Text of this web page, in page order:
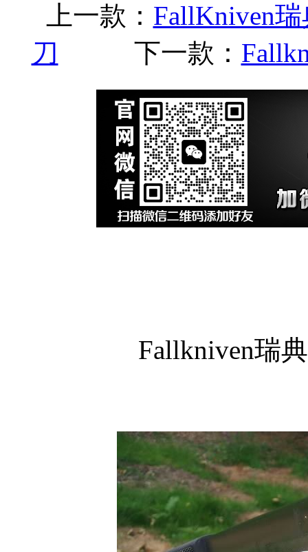
上一款： FallKniven
刀
下一款：
Fallkniven瑞